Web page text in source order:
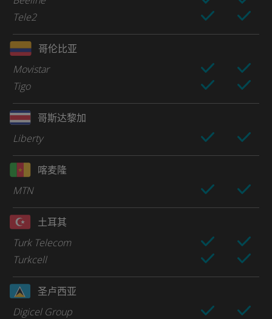
Tele2
哥伦比亚
Movistar
Tigo
哥斯达黎加
Liberty
喀麦隆
MTN
土耳其
Turk Telecom
Turkcell
圣卢西亚
Digicel Group